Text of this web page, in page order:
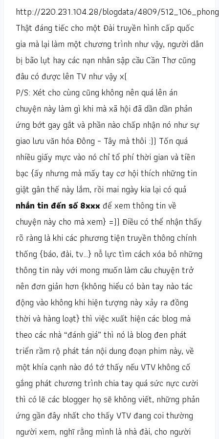
http://220.231.104.28/blogdata/4809/
Thật đáng tiếc cho một Đài truyền hình cấp quốc
gia mà lại làm một chương trình như vậy, người dân
bị bão lụt hay các nạn nhân sập cầu Cần Thơ cũng
đâu có được lên TV như vậy x(
P/S: Xét cho cùng cũng không nên quá lên án
chuyện này làm gì khi mà xã hội đã dần dần phản
ứng bớt gay gắt và phần nào chấp nhận nó như sự
giao lưu văn hóa Đông – Tây mà thôi :)) Tốn quá
nhiều giấy mực vào nó chỉ tổ phí thời gian và tiền
bạc {ấy nhưng mà mấy tay cơ hội thích những tin
giật gân thế này lắm, rồi mai ngày kia lại có quả
nhắn tin đến số 8xxx để xem thông tin về
chuyện này cho mà xem} =)) Điều có thể nhận thấy
rõ ràng là khi các phương tiện truyền thông chính
thống {báo, đài, tv…} nỗ lực tìm cách xóa bỏ những
thông tin này với mong muốn làm câu chuyện trở
nên đơn giản hơn {không hiểu có bàn tay nào tác
động vào không khi hiện tượng này xảy ra đồng
thời và hàng loạt} thì việc xuất hiện các blog mà
theo các nhà “đánh giá” thì nó là blog đen phát
triển rầm rộ phát tán nội dung đoạn phim này, về
một khía cạnh nào đó tớ thấy nếu VTV không cố
gắng phát chương trình chia tay quá sức nực cười
thì có lẽ các blogger họ sẽ không viết, những phản
ứng gần đây nhất cho thấy VTV đang coi thường
người xem, nghĩ rằng mình là nhà đài, cho người